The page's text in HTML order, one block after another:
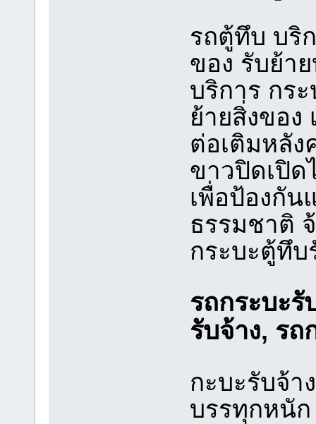
รถตู้ทึบ บริ
ของ รับย้า
บริการ กร
ย้ายสิ่งของ
ต่อเติมหลัง
ขาวปิดเปิ
เพื่อป้องกั
ธรรมชาติ
กระบะตู้ทึบ
รถกระบะ
รับจ้าง, รถ
กะบะรับจ้า
บรรทุกหนั